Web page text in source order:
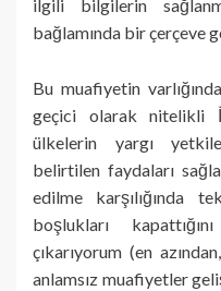
ilgili bilgilerin
bağlamında bir çerçeve
Bu muafiyetin
geçici olarak nitelikli
ülkelerin yargı
belirtilen faydaları
edilme karşılığında
boşlukları
çıkarıyorum (en
anlamsız muafiyetler